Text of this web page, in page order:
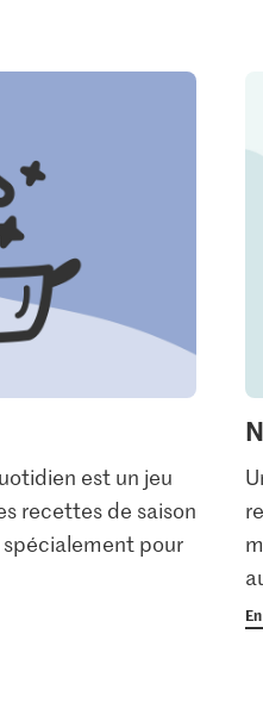
est un jeu
recettes de saison
pour